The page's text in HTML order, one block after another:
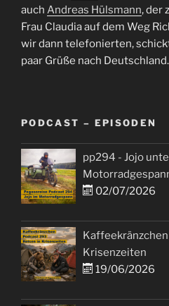
auch Andreas Hülsmann, der
Frau Claudia auf dem Weg
wir dann telefonierten,
paar Grüße nach Deutschland.
PODCAST – EPISODEN
pp294 - Jojo
02/07/2026
Kaffeekränzchen
Krisenzeiten
19/06/2026